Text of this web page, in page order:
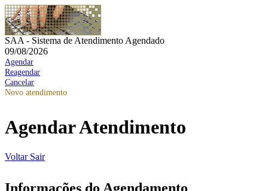
SAA - Sistema de Atendimento Agendado
09/08/2026
Agendar
Reagendar
Cancelar
Novo atendimento
Agendar Atendimento
Voltar Sair
Informações do Agendamento